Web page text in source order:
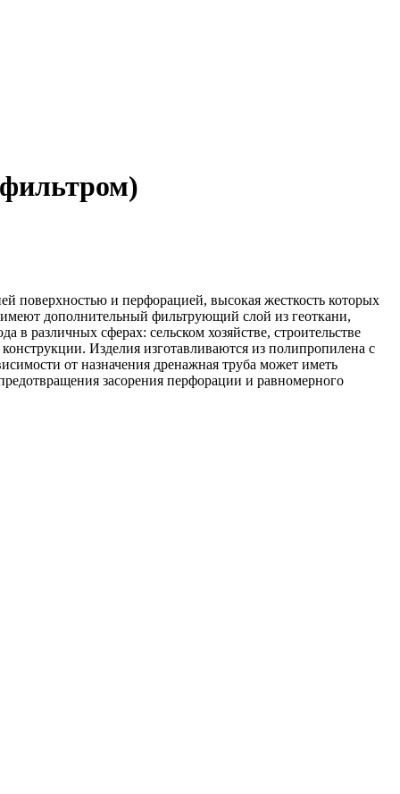
поверхностью и перфорацией, высокая жесткость которых
дополнительный фильтрующий слой из геоткани,
в различных сферах: сельском хозяйстве, строительстве
Изделия изготавливаются из полипропилена с
от назначения дренажная труба может иметь
засорения перфорации и равномерного